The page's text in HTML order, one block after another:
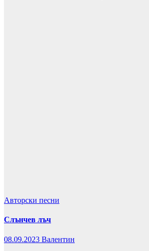
Авторски песни
Слънчев лъч
08.09.2023 Валентин